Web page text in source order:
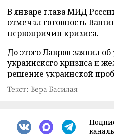
В январе глава МИД
отмечалготовность
первопричин кризиса.
До этого Лавров заявил об
украинского кризиса и
решение украинской
Текст: Вера Басилая